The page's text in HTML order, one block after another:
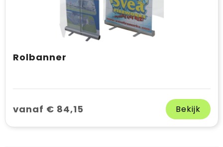
Rolbanner
vanaf € 84,15 Bekijk